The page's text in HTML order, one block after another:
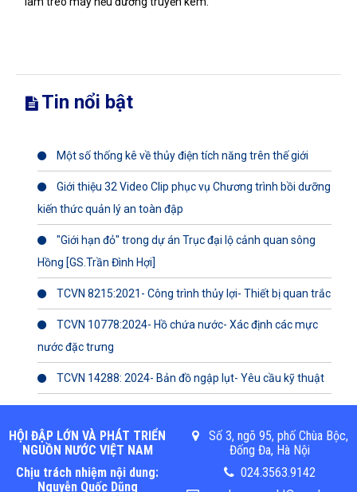
Tin nổi bật
Một số thống kê về thủy điện tích năng trên thế giới
Giới thiệu 32 Video Clip phục vụ Chương trình bồi dưỡng
kiến thức quản lý an toàn đập
"Giới hạn đỏ" trong dự án Trục đại lộ cảnh quan sông
Hồng [GS.Trần Đình Hợi]
TCVN 8215:2021- Công trình thủy lợi- Thiết bị quan trắc
TCVN 10778:2024- Hồ chứa nước- Xác định các mực
nước đặc trưng
TCVN 14288: 2024- Bản đồ ngập lụt- Yêu cầu kỹ thuật
HỘI ĐẬP LỚN VÀ PHÁT TRIỂN
NGUỒN NƯỚC VIỆT NAM
Chịu trách nhiệm nội dung:
Nguyễn Quốc Dũng
Số 3, ngõ 95, phố Chùa Bộc,
Đống Đa, Hà Nội
024.3563.9142